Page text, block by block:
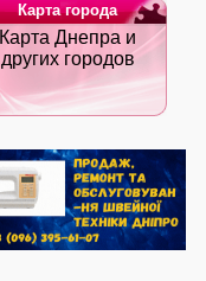
Карта города
Карта Днепра и
других городов